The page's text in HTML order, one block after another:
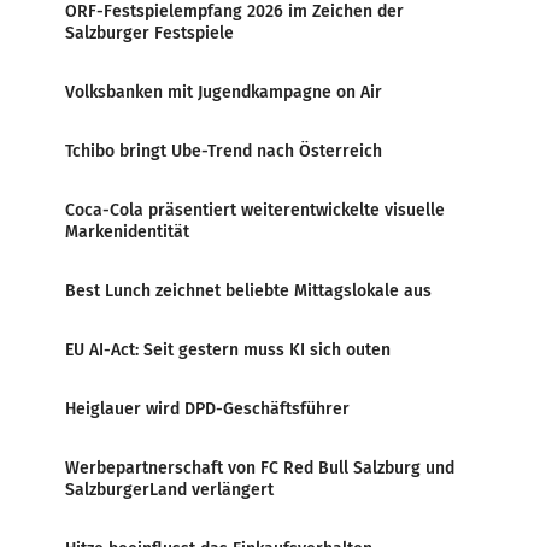
ORF-Festspielempfang 2026 im Zeichen der
Salzburger Festspiele
Volksbanken mit Jugendkampagne on Air
Tchibo bringt Ube-Trend nach Österreich
Coca-Cola präsentiert weiterentwickelte visuelle
Markenidentität
Best Lunch zeichnet beliebte Mittagslokale aus
EU AI-Act: Seit gestern muss KI sich outen
Heiglauer wird DPD-Geschäftsführer
Werbepartnerschaft von FC Red Bull Salzburg und
SalzburgerLand verlängert